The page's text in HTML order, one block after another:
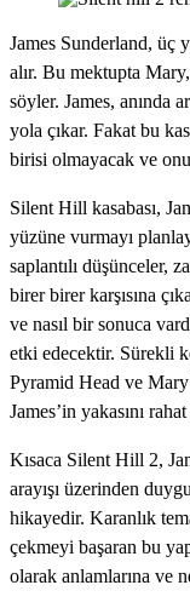
James Sunderland, üç
alır. Bu mektupta
söyler. James, anında
yola çıkar. Fakat bu
birisi olmayacak ve
Silent Hill kasabası,
yüzüne vurmayı
saplantılı düşünceler,
birer birer karşısına
ve nasıl bir sonuca
etki edecektir. Sürekli
Pyramid Head ve
James’in yakasını
Kısaca Silent Hill 2,
arayışı üzerinden
hikayedir. Karanlık
çekmeyi başaran bu
olarak anlamlarına ve